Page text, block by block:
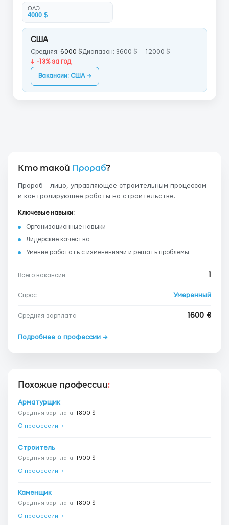
ОАЭ
4000 $
США
Средняя: 6000 $ Диапазон: 3600 $ — 12000 $
↓ -13% за год
Вакансии: США →
Кто такой Прораб?
Прораб - лицо, управляющее строительным процессом
и контролирующее работы на строительстве.
Ключевые навыки:
Организационные навыки
Лидерские качества
Умение работать с изменениями и решать проблемы
Всего вакансий
Спрос Умеренный
Средняя зарплата 1600 €
Подробнее о профессии →
Похожие профессии:
Арматурщик
Средняя зарплата: 1800 $
О профессии →
Строитель
Средняя зарплата: 1900 $
О профессии →
Каменщик
Средняя зарплата: 1800 $
О профессии →